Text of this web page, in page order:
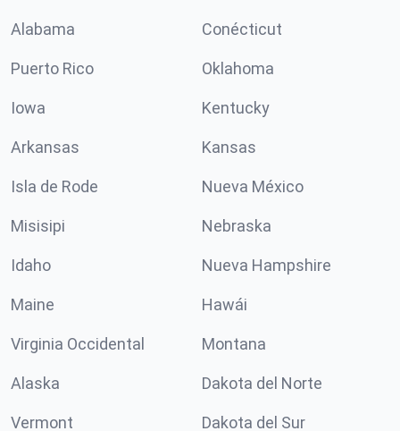
Alabama Conécticut
Puerto Rico Oklahoma
Iowa Kentucky
Arkansas Kansas
Isla de Rode Nueva México
Misisipi Nebraska
Idaho Nueva Hampshire
Maine Hawái
Virginia Occidental Montana
Alaska Dakota del Norte
Vermont Dakota del Sur